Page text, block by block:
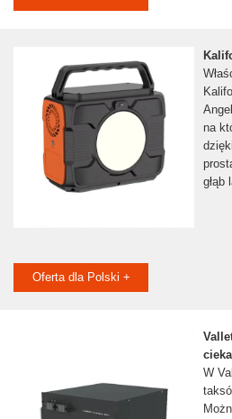
na
głąb
Oferta dla Polski +
W